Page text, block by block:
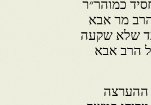
כמוהר״ר
מר אבא
שלא שקעה
הרב אבא
ההערצה